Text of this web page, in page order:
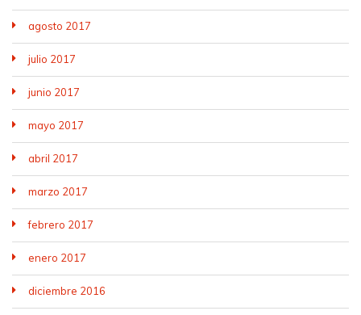
agosto 2017
julio 2017
junio 2017
mayo 2017
abril 2017
marzo 2017
febrero 2017
enero 2017
diciembre 2016